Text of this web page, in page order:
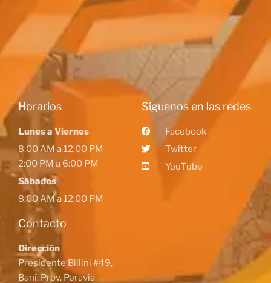
Horarios
Lunes a Viernes
8:00 AM a 12:00 PM
2:00 PM a 6:00 PM
Sábados
8:00 AM a 12:00 PM
Contacto
Dirección
Presidente Billini #49,
Baní, Prov. Peravia
Siguenos en las redes
Facebook
Twitter
YouTube